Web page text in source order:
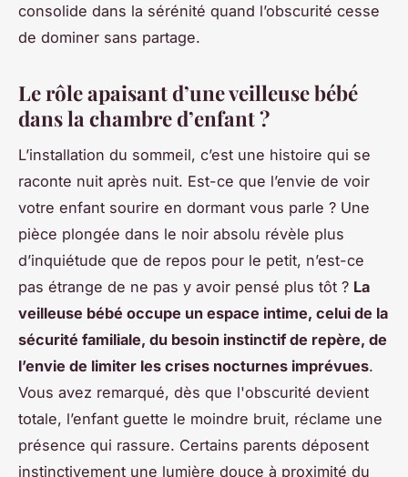
consolide dans la sérénité quand l’obscurité cesse
de dominer sans partage.
Le rôle apaisant d’une veilleuse bébé
dans la chambre d’enfant ?
L’installation du sommeil, c’est une histoire qui se
raconte nuit après nuit. Est-ce que l’envie de voir
votre enfant sourire en dormant vous parle ? Une
pièce plongée dans le noir absolu révèle plus
d’inquiétude que de repos pour le petit, n’est-ce
pas étrange de ne pas y avoir pensé plus tôt ? La
veilleuse bébé occupe un espace intime, celui de la
sécurité familiale, du besoin instinctif de repère, de
l’envie de limiter les crises nocturnes imprévues.
Vous avez remarqué, dès que l'obscurité devient
totale, l’enfant guette le moindre bruit, réclame une
présence qui rassure. Certains parents déposent
instinctivement une lumière douce à proximité du